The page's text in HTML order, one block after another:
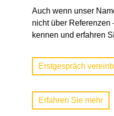
Auch wenn unser
nicht über Referenzen
kennen und erfahren
Erstgespräch
Erfahren Sie mehr